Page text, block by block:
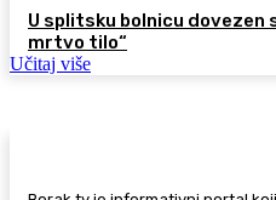
U splitsku bolnicu dovezen
mrtvo tilo“
Učitaj više